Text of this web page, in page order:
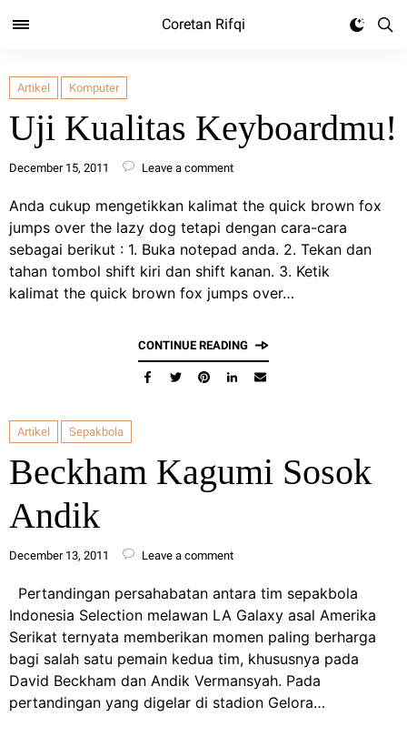
Coretan Rifqi
Artikel Komputer
Uji Kualitas Keyboardmu!
December 15, 2011 Leave a comment
Anda cukup mengetikkan kalimat the quick brown fox
jumps over the lazy dog tetapi dengan cara-cara
sebagai berikut : 1. Buka notepad anda. 2. Tekan dan
tahan tombol shift kiri dan shift kanan. 3. Ketik
kalimat the quick brown fox jumps over…
CONTINUE READING
Artikel Sepakbola
Beckham Kagumi Sosok
Andik
December 13, 2011 Leave a comment
Pertandingan persahabatan antara tim sepakbola
Indonesia Selection melawan LA Galaxy asal Amerika
Serikat ternyata memberikan momen paling berharga
bagi salah satu pemain kedua tim, khususnya pada
David Beckham dan Andik Vermansyah. Pada
pertandingan yang digelar di stadion Gelora…